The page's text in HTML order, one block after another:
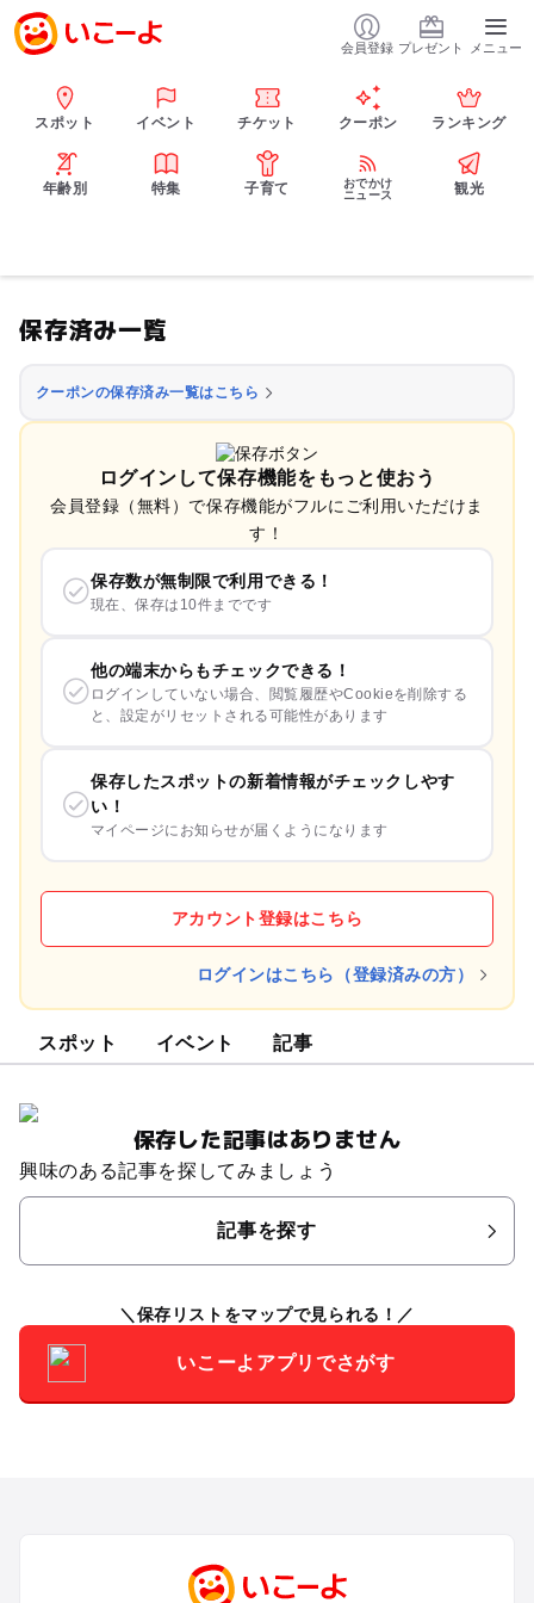
会員登録 プレゼント メニュー
スポット イベント チケット クーポン ランキング
年齢別 特集 子育て
おでかけ
ニュース
観光
保存済み一覧
クーポンの保存済み一覧はこちら
ログインして保存機能をもっと使おう
会員登録（無料）で保存機能がフルにご利用いただけま
す！
保存数が無制限で利用できる！
現在、保存は10件までです
他の端末からもチェックできる！
ログインしていない場合、閲覧履歴やCookieを削除する
と、設定がリセットされる可能性があります
保存したスポットの新着情報がチェックしやす
い！
マイページにお知らせが届くようになります
アカウント登録はこちら
ログインはこちら（登録済みの方）
スポット イベント 記事
保存した記事はありません
興味のある記事を探してみましょう
記事を探す
保存リストをマップで見られる！
いこーよアプリでさがす